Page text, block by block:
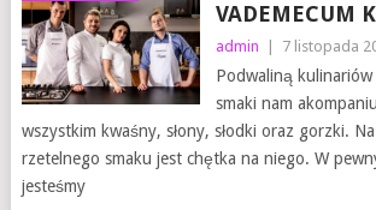
VADEMECUM
admin 7 listopada
Podwaliną kulinariów
smaki nam
wszystkim kwaśny, słony, słodki oraz gorzki.
rzetelnego smaku jest chętka na niego. W
jesteśmy